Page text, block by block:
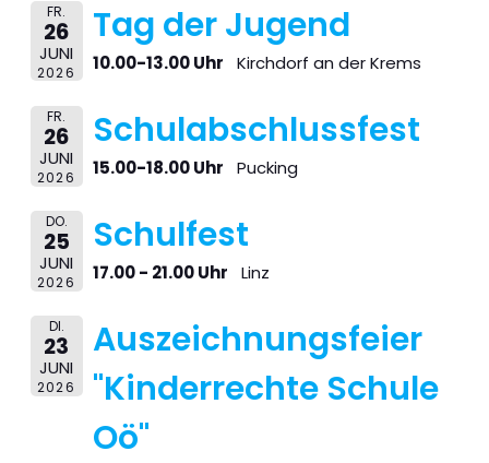
FR.
26
JUNI
2026
Tag der Jugend
10.00-13.00 Uhr Kirchdorf an der Krems
FR.
26
JUNI
2026
Schulabschlussfest
15.00-18.00 Uhr Pucking
DO.
25
JUNI
2026
Schulfest
17.00 - 21.00 Uhr Linz
DI.
23
JUNI
2026
Auszeichnungsfeier
"Kinderrechte Schule
Oö"